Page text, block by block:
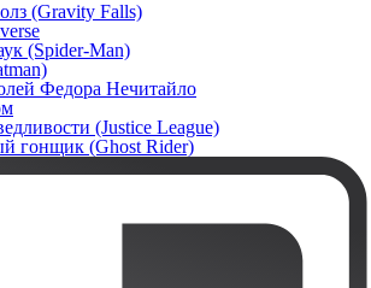
(Gravity Falls)
(Spider-Man)
Федора Нечитайло
(Justice League)
гонщик (Ghost Rider)